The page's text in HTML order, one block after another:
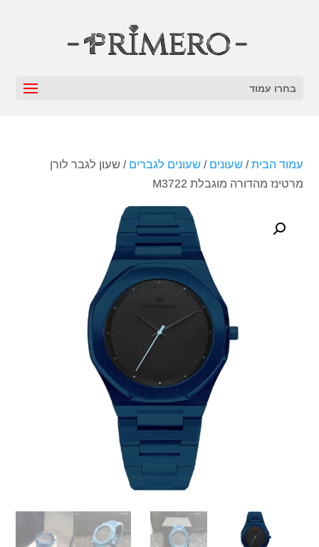
בחרו עמוד
עמוד הבית/שעונים /שעונים לגברים / שעון לגבר לורן
מרטינז מהדורה מוגבלת M3722